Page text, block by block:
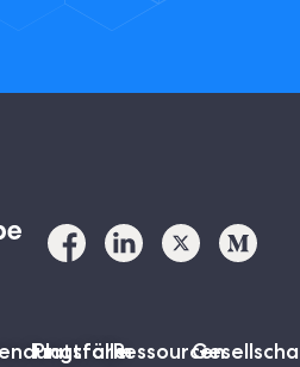
PlattformRessourcen